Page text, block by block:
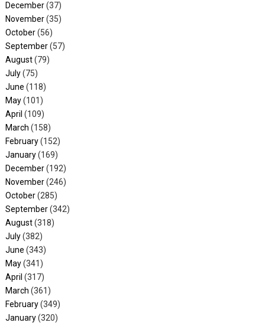
December(37)
November(35)
October(56)
September(57)
August(79)
July(75)
June (118)
May(101)
April (109)
March (158)
February(152)
January(169)
December(192)
November(246)
October(285)
September(342)
August(318)
July(382)
June (343)
May(341)
April (317)
March (361)
February(349)
January(320)